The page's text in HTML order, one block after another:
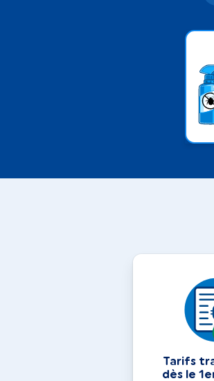
Tarifs
dès le